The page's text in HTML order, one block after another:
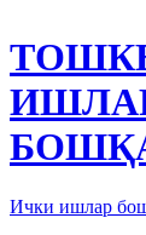
Ички ишлар